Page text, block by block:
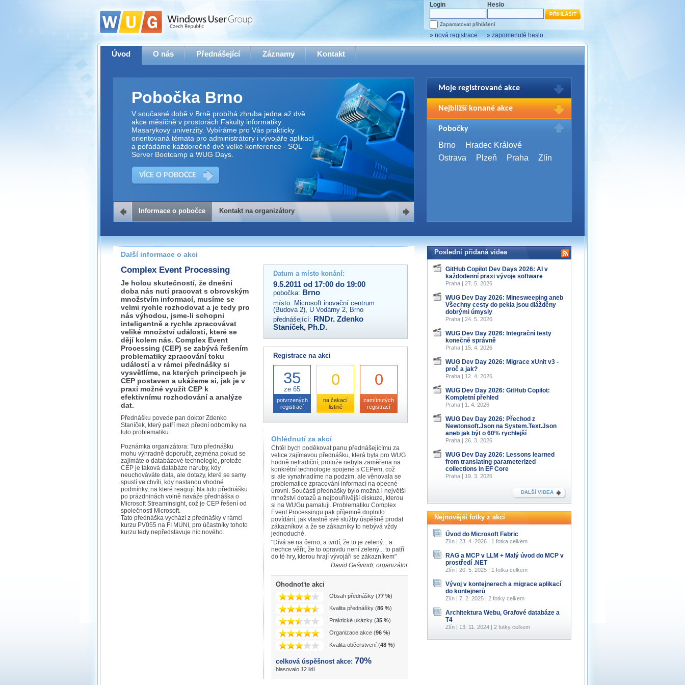
Login Heslo
Zapamatovat přihlášení
» nová registrace » zapomenuté heslo
Úvod O nás Přednášející Záznamy Kontakt
Pobočka Brno
V současné době v Brně probíhá zhruba jedna až dvě
akce měsíčně v prostorách Fakulty informatiky
Masarykovy univerzity. Vybíráme pro Vás prakticky
orientovaná témata pro administrátory i vývojáře aplikací
a pořádáme každoročně dvě velké konference - SQL
Server Bootcamp a WUG Days.
VÍCE O POBOČCE
Kontakt na organizátory
Pokud máte jakýkoliv dotaz na organizátory této akce,
prosím neváhejte nás kontaktovat na e-mailu:
brno@wug.cz
Informace o pobočce Kontakt na organizátory
Moje registrované akce
Pro zobrazení Vašich registrací na akce
se prosím přihlašte.
Nejbližší konané akce
WUG Days 2026
4. 9. 2026,Brno
SQL Server Bootcamp 2026
Pobočky
Brno
Hradec Králové
Ostrava
Plzeň Praha Zlín
Další informace o akci
Complex Event Processing
Je holou skutečností, že dnešní
doba nás nutí pracovat s obrovským
množstvím informací, musíme se
velmi rychle rozhodovat a je tedy pro
nás výhodou, jsme-li schopni
inteligentně a rychle zpracovávat
veliké množství událostí, které se
dějí kolem nás. Complex Event
Processing (CEP) se zabývá řešením
problematiky zpracování toku
událostí a v rámci přednášky si
vysvětlíme, na kterých principech je
CEP postaven a ukážeme si, jak je v
praxi možné využít CEP k
efektivnímu rozhodování a analýze
dat.
Přednášku povede pan doktor Zdenko
Staníček, který patří mezi přední odborníky na
tuto problematiku.
Poznámka organizátora: Tuto přednášku
mohu výhradně doporučit, zejména pokud se
zajímáte o databázové technologie, protože
CEP je taková databáze naruby, kdy
neuchováváte data, ale dotazy, které se samy
spustí ve chvíli, kdy nastanou vhodné
podmínky, na které reagují. Na tuto přednášku
po prázdninách volně naváže přednáška o
Microsoft StreamInsight, což je CEP řešení od
společnosti Microsoft.
Tato přednáška vychází z přednášky v rámci
kurzu PV055 na FI MUNI, pro účastníky tohoto
kurzu tedy nepředstavuje nic nového.
Datum a místo konání:
9.5.2011 od 17:00 do 19:00
pobočka: Brno
místo: Microsoft inovační centrum
(Budova 2), U Vodárny 2, Brno
přednášející: RNDr. Zdenko
Staníček, Ph.D.
Registrace na akci
35
ze 65
potvrzených
registrací
0
na čekací
listině
0
zamítnutých
registrací
Ohlédnutí za akcí
Chtěl bych poděkovat panu přednášejícímu za
velice zajímavou přednášku, která byla pro WUG
hodně netradiční, protože nebyla zaměřena na
konkrétní technologie spojené s CEPem, což
si ale vynahradíme na podzim, ale věnovala se
problematice zpracování informací na obecné
úrovni. Součástí přednášky bylo možná i největší
množství dotazů a nejbouřlivější diskuze, kterou
si na WUGu pamatuji. Problematiku Complex
Event Processingu pak příjemně doplnilo
povídání, jak vlastně své služby úspěšně prodat
zákazníkovi a že se zákazníky to nebývá vždy
jednoduché.
"Dívá se na černo, a tvrdí, že to je zelený... a
nechce věřit, že to opravdu není zelený... to patří
do té hry, kterou hrají vývojáři se zákazníkem"
David Gešvindr, organizátor
Ohodnoťte akci
Obsah přednášky (77 %)
Kvalita přednášky (86 %)
Praktické ukázky (35 %)
Organizace akce (96 %)
Kvalita občerstvení (48 %)
celková úspěšnost akce: 70%
hlasovalo 12 lidí
Poslední přidaná videa
GitHub Copilot Dev Days 2026: AI v
každodenní praxi vývoje software
Praha | 27. 5. 2026
WUG Dev Day 2026: Minesweeping aneb
Všechny cesty do pekla jsou dlážděny
dobrými úmysly
Praha | 24. 5. 2026
WUG Dev Day 2026: Integrační testy
konečně správně
Praha | 15. 4. 2026
WUG Dev Day 2026: Migrace xUnit v3 -
proč a jak?
Praha | 12. 4. 2026
WUG Dev Day 2026: GitHub Copilot:
Kompletní přehled
Praha | 1. 4. 2026
WUG Dev Day 2026: Přechod z
Newtonsoft.Json na System.Text.Json
aneb jak být o 60% rychlejší
Praha | 26. 3. 2026
WUG Dev Day 2026: Lessons learned
from translating parameterized
collections in EF Core
Praha | 19. 3. 2026
DALŠÍ VIDEA
Nejnovější fotky z akcí
Úvod do Microsoft Fabric
Zlín | 23. 4. 2026 | 1 fotka celkem
RAG a MCP v LLM + Malý úvod do MCP v
prostředí .NET
Zlín | 20. 5. 2025 | 1 fotka celkem
Vývoj v kontejnerech a migrace aplikací
do kontejnerů
Zlín | 7. 2. 2025 | 2 fotky celkem
Architektura Webu, Grafové databáze a
T4
Zlín | 13. 11. 2024 | 2 fotky celkem